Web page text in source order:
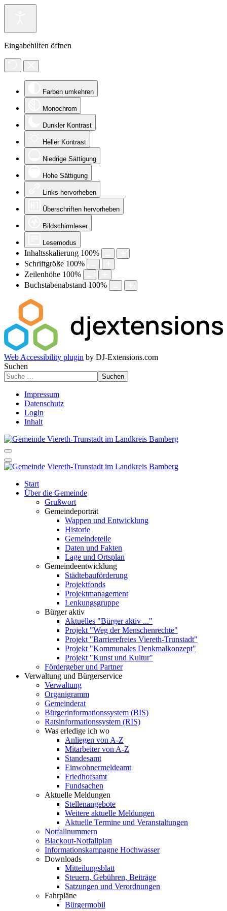
Eingabehilfen öffnen
Farben umkehren
Monochrom
Dunkler Kontrast
Heller Kontrast
Niedrige Sättigung
Hohe Sättigung
Links hervorheben
Überschriften hervorheben
Bildschirmleser
Lesemodus
Inhaltsskalierung 100%
Schriftgröße 100%
Zeilenhöhe 100%
Buchstabenabstand 100%
Web Accessibility plugin by DJ-Extensions.com
Suchen
Suchen
Impressum
Datenschutz
Login
Inhalt
Start
Über die Gemeinde
Grußwort
Gemeindeporträt
Wappen und Entwicklung
Historie
Gemeindeteile
Daten und Fakten
Lage und Ortsplan
Gemeindeentwicklung
Städtebauförderung
Projektfonds
Projektmanagement
Lenkungsgruppe
Bürger aktiv
Aktuelles "Bürger aktiv ..."
Projekt "Weg der Menschenrechte"
Projekt "Barrierefreies Viereth-Trunstadt"
Projekt "Kommunales Denkmalkonzept"
Projekt "Kunst und Kultur"
Fördergeber und Partner
Verwaltung und Bürgerservice
Verwaltung
Organigramm
Gemeinderat
Bürgerinformationssystem (BIS)
Ratsinformationssystem (RIS)
Was erledige ich wo
Anliegen von A-Z
Mitarbeiter von A-Z
Standesamt
Einwohnermeldeamt
Friedhofsamt
Fundsachen
Aktuelle Meldungen
Stellenangebote
Weitere aktuelle Meldungen
Aktuelle Termine und Veranstaltungen
Notfallnummern
Blackout-Notfallplan
Informationskampagne Hochwasser
Downloads
Mitteilungsblatt
Steuern, Gebühren, Beiträge
Satzungen und Verordnungen
Fahrpläne
Bürgermobil